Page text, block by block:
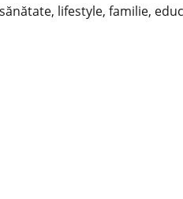
lifestyle, familie,